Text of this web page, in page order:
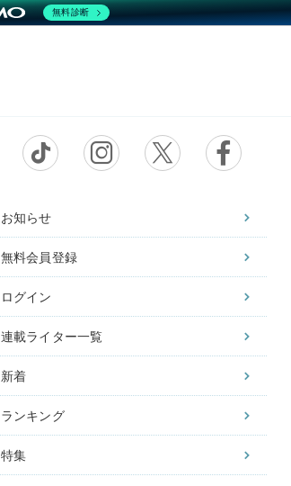
お知らせ
無料会員登録
ログイン
連載ライター一覧
新着
ランキング
特集
無料診断